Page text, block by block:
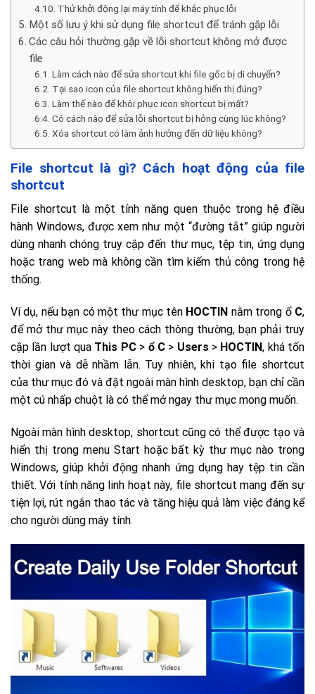
Thử khởi động lại máy tính để khắc phục lỗi
Một số lưu ý khi sử dụng file shortcut để tránh gặp lỗi
Các câu hỏi thường gặp về lỗi shortcut không mở được
file
Làm cách nào để sửa shortcut khi file gốc bị di chuyển?
Tại sao icon của file shortcut không hiển thị đúng?
Làm thế nào để khôi phục icon shortcut bị mất?
Có cách nào để sửa lỗi shortcut bị hỏng cùng lúc không?
Xóa shortcut có làm ảnh hưởng đến dữ liệu không?
File shortcut là gì? Cách hoạt động của file
shortcut
File shortcut là một tính năng quen thuộc trong hệ điều
hành Windows, được xem như một “đường tắt” giúp người
dùng nhanh chóng truy cập đến thư mục, tệp tin, ứng dụng
hoặc trang web mà không cần tìm kiếm thủ công trong hệ
thống.
Ví dụ, nếu bạn có một thư mục tên HOCTIN nằm trong ổ C,
để mở thư mục này theo cách thông thường, bạn phải truy
cập lần lượt qua This PC > ổ C > Users >HOCTIN, khá tốn
thời gian và dễ nhầm lẫn. Tuy nhiên, khi tạo file shortcut
của thư mục đó và đặt ngoài màn hình desktop, bạn chỉ cần
một cú nhấp chuột là có thể mở ngay thư mục mong muốn.
Ngoài màn hình desktop, shortcut cũng có thể được tạo và
hiển thị trong menu Start hoặc bất kỳ thư mục nào trong
Windows, giúp khởi động nhanh ứng dụng hay tệp tin cần
thiết. Với tính năng linh hoạt này, file shortcut mang đến sự
tiện lợi, rút ngắn thao tác và tăng hiệu quả làm việc đáng kể
cho người dùng máy tính.